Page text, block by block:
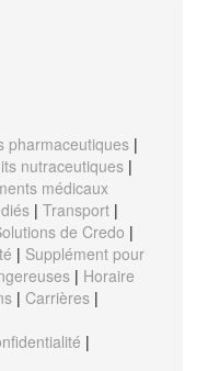
pharmaceutiques |
nutraceutiques |
médicaux
|Transport |
de Credo |
| Supplément pour
| Horaire
|Carrières |
|